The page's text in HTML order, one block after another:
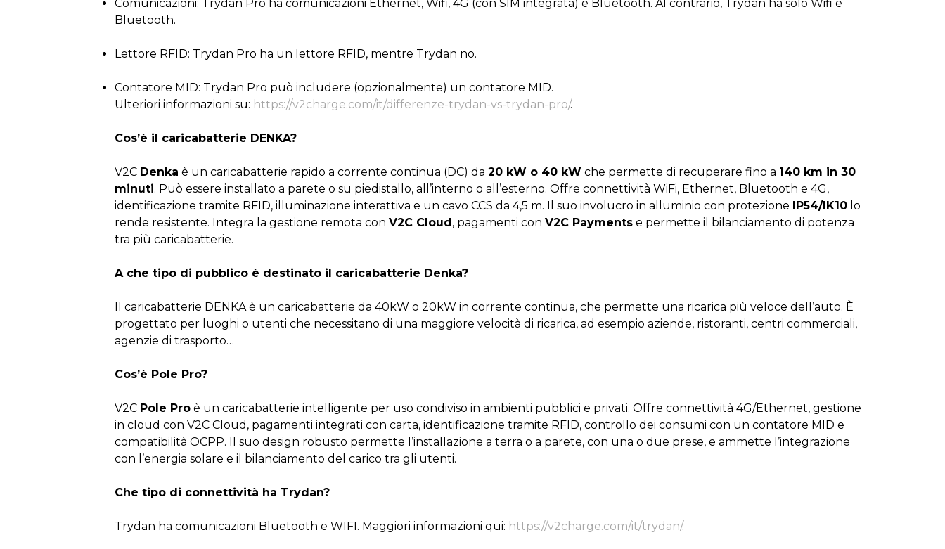
Comunicazioni: Trydan Pro ha comunicazioni Ethernet, Wifi, 4G (con SIM integrata) e Bluetooth. Al contrario, Trydan ha solo Wifi e
Bluetooth.
Lettore RFID: Trydan Pro ha un lettore RFID, mentre Trydan no.
Contatore MID: Trydan Pro può includere (opzionalmente) un contatore MID.
Ulteriori informazioni su: https://v2charge.com/it/differenze-trydan-vs-trydan-pro/.
Cos’è il caricabatterie DENKA?
V2C Denka è un caricabatterie rapido a corrente continua (DC) da 20 kW o 40 kWche permette di recuperare fino a 140 km in 30
minuti. Può essere installato a parete o su piedistallo, all’interno o all’esterno. Offre connettività WiFi, Ethernet, Bluetooth e 4G,
identificazione tramite RFID, illuminazione interattiva e un cavo CCS da 4,5 m. Il suo involucro in alluminio con protezione IP54/IK10lo
rende resistente. Integra la gestione remota con V2C Cloud, pagamenti con V2C Paymentse permette il bilanciamento di potenza
tra più caricabatterie.
A che tipo di pubblico è destinato il caricabatterie Denka?
Il caricabatterie DENKA è un caricabatterie da 40kW o 20kW in corrente continua, che permette una ricarica più veloce dell’auto. È
progettato per luoghi o utenti che necessitano di una maggiore velocità di ricarica, ad esempio aziende, ristoranti, centri commerciali,
agenzie di trasporto…
Cos’è Pole Pro?
V2C Pole Proè un caricabatterie intelligente per uso condiviso in ambienti pubblici e privati. Offre connettività 4G/Ethernet, gestione
in cloud con V2C Cloud, pagamenti integrati con carta, identificazione tramite RFID, controllo dei consumi con un contatore MID e
compatibilità OCPP. Il suo design robusto permette l’installazione a terra o a parete, con una o due prese, e ammette l’integrazione
con l’energia solare e il bilanciamento del carico tra gli utenti.
Che tipo di connettività ha Trydan?
Trydan ha comunicazioni Bluetooth e WIFI. Maggiori informazioni qui: https://v2charge.com/it/trydan/.